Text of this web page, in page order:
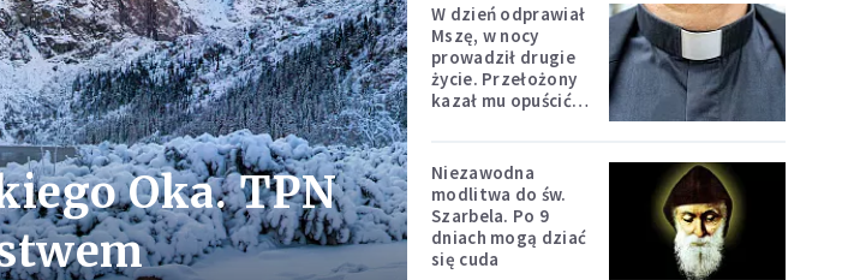
Oka. TPN
W dzień odprawiał
Mszę, w nocy
prowadził drugie
życie. Przełożony
kazał mu opuścić
Niezawodna
modlitwa do św.
Szarbela. Po 9
dniach mogą dziać
się cuda